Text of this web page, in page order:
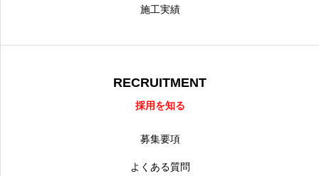
施工実績
RECRUITMENT
採用を知る
募集要項
よくある質問